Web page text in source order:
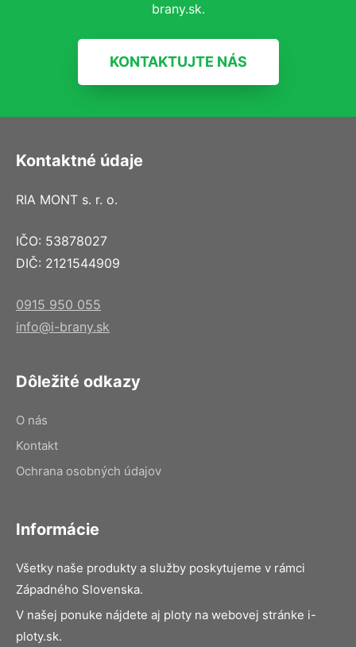
brany.sk.
KONTAKTUJTE NÁS
Kontaktné údaje
RIA MONT s. r. o.
IČO: 53878027
DIČ: 2121544909
0915 950 055
info@i-brany.sk
Dôležité odkazy
O nás
Kontakt
Ochrana osobných údajov
Informácie
Všetky naše produkty a služby poskytujeme v rámci
Západného Slovenska.
V našej ponuke nájdete aj ploty na webovej stránke i-
ploty.sk.